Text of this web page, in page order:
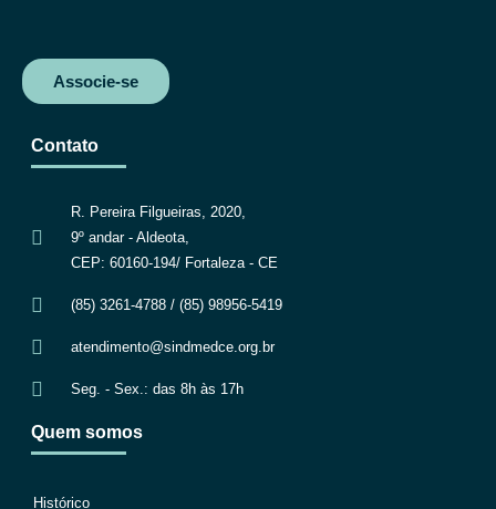
Associe-se
Contato
R. Pereira Filgueiras, 2020,
9º andar - Aldeota,
CEP: 60160-194/ Fortaleza - CE
(85) 3261-4788 / (85) 98956-5419
atendimento@sindmedce.org.br
Seg. - Sex.: das 8h às 17h
Quem somos
Histórico